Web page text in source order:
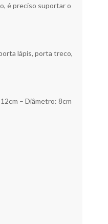
é preciso suportar o
lápis, porta treco,
– Diâmetro: 8cm